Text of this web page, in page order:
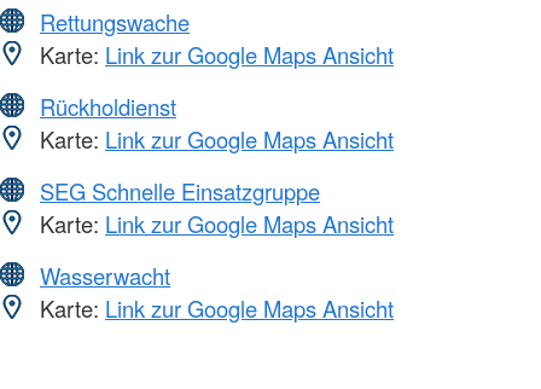
Rettungswache
Karte: Link zur Google Maps Ansicht
Rückholdienst
Karte: Link zur Google Maps Ansicht
SEG Schnelle Einsatzgruppe
Karte: Link zur Google Maps Ansicht
Wasserwacht
Karte: Link zur Google Maps Ansicht